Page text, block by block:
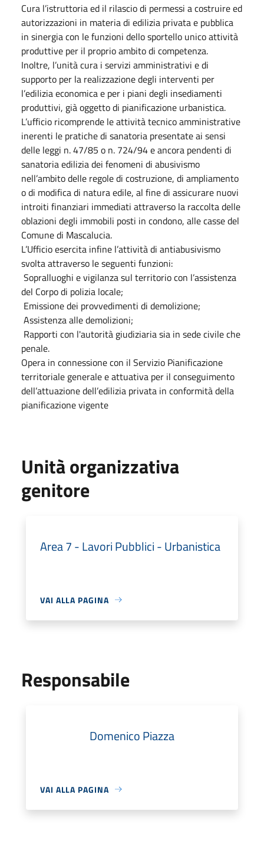
Cura l’istruttoria ed il rilascio di permessi a costruire ed
autorizzazioni in materia di edilizia privata e pubblica
in sinergia con le funzioni dello sportello unico attività
produttive per il proprio ambito di competenza.
Inoltre, l’unità cura i servizi amministrativi e di
supporto per la realizzazione degli interventi per
l’edilizia economica e per i piani degli insediamenti
produttivi, già oggetto di pianificazione urbanistica.
L’ufficio ricomprende le attività tecnico amministrative
inerenti le pratiche di sanatoria presentate ai sensi
delle leggi n. 47/85 o n. 724/94 e ancora pendenti di
sanatoria edilizia dei fenomeni di abusivismo
nell’ambito delle regole di costruzione, di ampliamento
o di modifica di natura edile, al fine di assicurare nuovi
introiti finanziari immediati attraverso la raccolta delle
oblazioni degli immobili posti in condono, alle casse del
Comune di Mascalucia.
L’Ufficio esercita infine l’attività di antiabusivismo
svolta attraverso le seguenti funzioni:
Sopralluoghi e vigilanza sul territorio con l’assistenza
del Corpo di polizia locale;
Emissione dei provvedimenti di demolizione;
Assistenza alle demolizioni;
Rapporti con l'autorità giudiziaria sia in sede civile che
penale.
Opera in connessione con il Servizio Pianificazione
territoriale generale e attuativa per il conseguimento
dell’attuazione dell’edilizia privata in conformità della
pianificazione vigente
Unità organizzativa
genitore
Area 7 - Lavori Pubblici - Urbanistica
VAI ALLA PAGINA
Responsabile
Domenico Piazza
VAI ALLA PAGINA